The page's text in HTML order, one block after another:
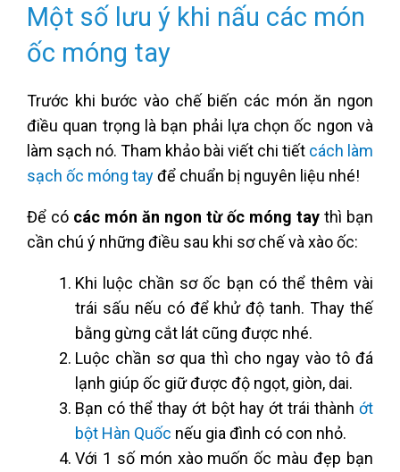
Một số lưu ý khi nấu các món
ốc móng tay
Trước khi bước vào chế biến các món ăn ngon
điều quan trọng là bạn phải lựa chọn ốc ngon và
làm sạch nó. Tham khảo bài viết chi tiết cách làm
sạch ốc móng tayđể chuẩn bị nguyên liệu nhé!
Để có các món ăn ngon từ ốc móng tay thì bạn
cần chú ý những điều sau khi sơ chế và xào ốc:
Khi luộc chần sơ ốc bạn có thể thêm vài
trái sấu nếu có để khử độ tanh. Thay thế
bằng gừng cắt lát cũng được nhé.
Luộc chần sơ qua thì cho ngay vào tô đá
lạnh giúp ốc giữ được độ ngọt, giòn, dai.
Bạn có thể thay ớt bột hay ớt trái thành ớt
bột Hàn Quốc nếu gia đình có con nhỏ.
Với 1 số món xào muốn ốc màu đẹp bạn